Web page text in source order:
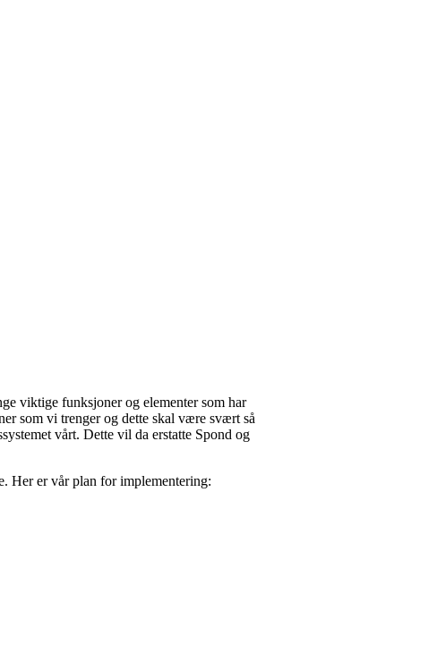
viktige funksjoner og elementer som har
som vi trenger og dette skal være svært så
vårt. Dette vil da erstatte Spond og
Her er vår plan for implementering: